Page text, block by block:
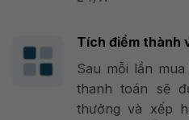
Tích điểm thành
Sau mỗi lần
thanh toán sẽ
thưởng và xếp